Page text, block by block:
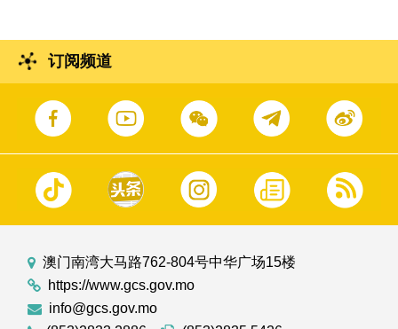
订阅频道
澳门南湾大马路762-804号中华广场15楼
https://www.gcs.gov.mo
info@gcs.gov.mo